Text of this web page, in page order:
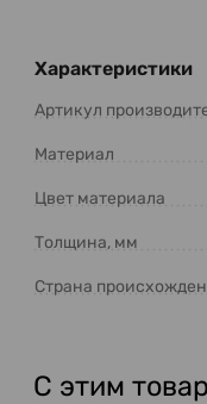
Характеристики
Артикул
Материал
Цвет материала
Толщина, мм
Страна
С этим